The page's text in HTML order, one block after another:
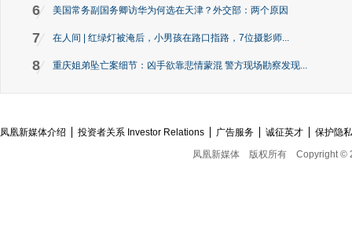
6 美国常务副国务卿访华为何选在天津？外交部：两个原因
7 在人间 | 红绿灯被淹后，小男孩在路口指路，7位摄影师...
8 重庆姐弟坠亡案细节：凶手欲靠悲情蒙混 警方现场勘察发现...
凤凰新媒体介绍 投资者关系 Investor Relations 广告服务 诚征英才
保护隐
凤凰新媒体
版权所有 Copyright ©